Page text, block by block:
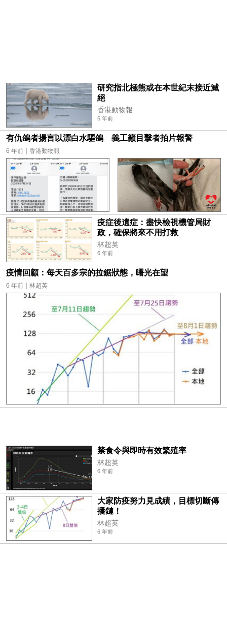
研究指北極熊或在本世紀末接近滅
絕
香港動物報
6 年前
有仇鴿者揚言以漂白水驅鴿 義工籲目擊者拍片報警
6 年前 | 香港動物報
疫症後遺症：盡快檢視機管局財
政，確保將來不用打救
林超英
6 年前
疫情回顧：每天百多宗的拉鋸狀態，曙光在望
6 年前 | 林超英
禁食令與即時有效繁殖率
林超英
6 年前
大家防疫努力見成績，目標切斷傳
播鏈！
林超英
6 年前